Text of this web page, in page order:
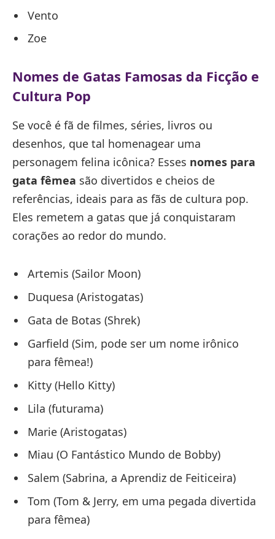
Vento
Zoe
Nomes de Gatas Famosas da Ficção e
Cultura Pop
Se você é fã de filmes, séries, livros ou
desenhos, que tal homenagear uma
personagem felina icônica? Esses nomes para
gata fêmea são divertidos e cheios de
referências, ideais para as fãs de cultura pop.
Eles remetem a gatas que já conquistaram
corações ao redor do mundo.
Artemis (Sailor Moon)
Duquesa (Aristogatas)
Gata de Botas (Shrek)
Garfield (Sim, pode ser um nome irônico
para fêmea!)
Kitty (Hello Kitty)
Lila (futurama)
Marie (Aristogatas)
Miau (O Fantástico Mundo de Bobby)
Salem (Sabrina, a Aprendiz de Feiticeira)
Tom (Tom & Jerry, em uma pegada divertida
para fêmea)